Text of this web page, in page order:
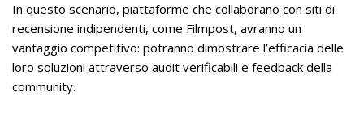
In questo scenario, piattaforme che collaborano con siti di
recensione indipendenti, come Filmpost, avranno un
vantaggio competitivo: potranno dimostrare l’efficacia delle
loro soluzioni attraverso audit verificabili e feedback della
community.